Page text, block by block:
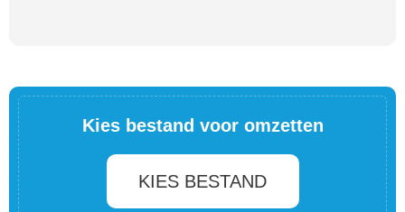
Kies bestand voor omzetten
KIES BESTAND